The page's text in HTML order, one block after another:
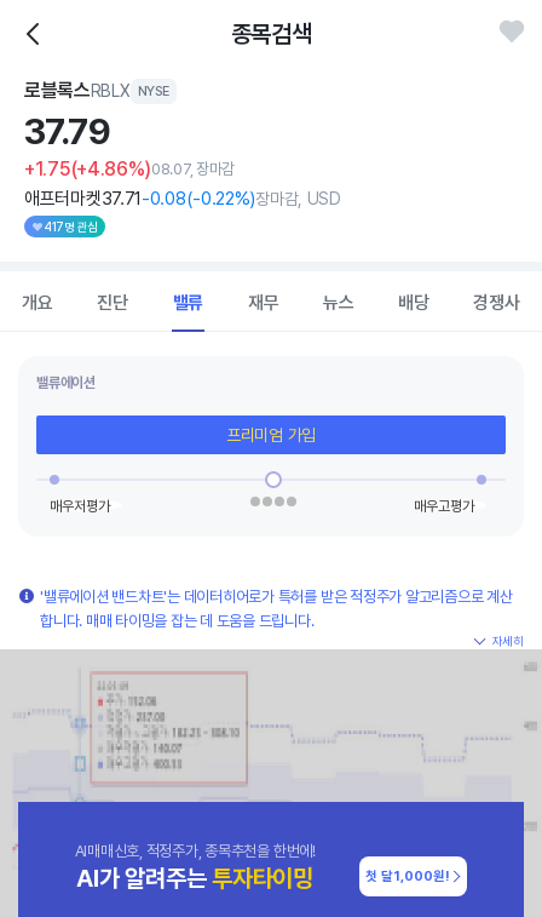
종목검색
로블록스RBLX NYSE
37.79
+1.75(+4.86%)08.07, 장마감
애프터마켓37.71-0.08(-0.22%)장마감, USD
417명 관심
개요 진단 밸류 재무 뉴스 배당 경쟁사
밸류에이션
프리미엄 가입
'밸류에이션 밴드차트'는 데이터히어로가 특허를 받은 적정주가 알고리즘으로 계산
합니다. 매매 타이밍을 잡는 데 도움을 드립니다.
자세히
AI매매신호, 적정주가, 종목추천을 한번에!
AI가 알려주는투자타이밍 첫 달1,000원!